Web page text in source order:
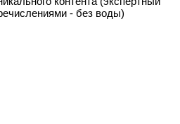
- без воды)